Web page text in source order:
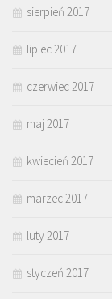
sierpień 2017
lipiec 2017
czerwiec 2017
maj 2017
kwiecień 2017
marzec 2017
luty 2017
styczeń 2017